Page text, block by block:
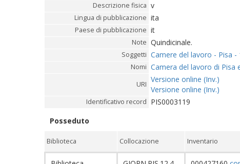
Descrizione fisica v
Lingua di pubblicazione ita
Paese di pubblicazione it
Note Quindicinale.
Soggetti Camere del lavoro - Pisa -
Nomi Camera del lavoro di Pisa
URI
Versione online (Inv.)
Versione online (Inv.)
Identificativo record PIS0003119
Posseduto
Biblioteca Collocazione Inventario